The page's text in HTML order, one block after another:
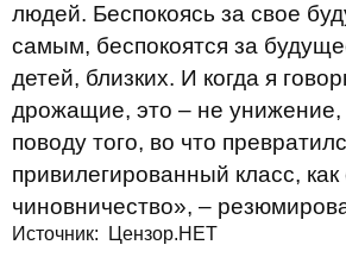
людей. Беспокоясь за свое
самым, беспокоятся за
детей, близких. И когда я
дрожащие, это – не
поводу того, во что
привилегированный класс, как
чиновничество», –
Источник: Цензор.НЕТ